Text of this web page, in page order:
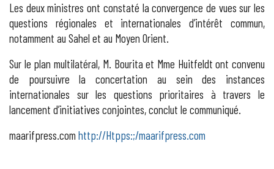
Les deux ministres ont constaté la convergence de vues sur les
questions régionales et internationales d’intérêt commun,
notamment au Sahel et au Moyen Orient.
Sur le plan multilatéral, M. Bourita et Mme Huitfeldt ont convenu
de poursuivre la concertation au sein des instances
internationales sur les questions prioritaires à travers le
lancement d’initiatives conjointes, conclut le communiqué.
maarifpress.com http://Htpps:;/maarifpress.com